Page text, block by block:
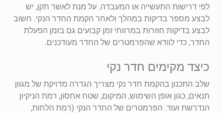
לפי דרישות התעשייה או המעבדה. על מנת לאשר תקן, יש
לבצע מספר בדיקות במהלך ולאחר הקמת החדר הנקי. חשוב
לבצע בדיקות חוזרות במרווחי זמן קבועים גם בזמן הפעלת
החדר, כדי לוודא שהפרמטרים של החדר מעודכנים.
כיצד מקימים חדר נקי
שלב התכנון בהקמת חדר נקי מצריך הגדרה מדויקת של מגוון
תנאים, כגון אופן השימוש, המיקום, שטח אחסון, רמת הניקיון
הנדרשת ועוד. הפרמטרים של החדר הנקי (רמת הלחות,